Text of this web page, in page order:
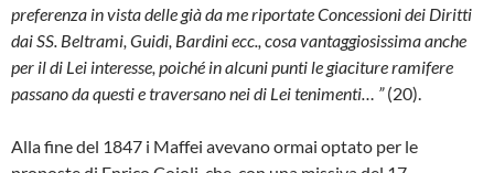
preferenza in vista delle già da me riportate Concessioni dei Diritti
dai SS. Beltrami, Guidi, Bardini ecc., cosa vantaggio­sissima anche
per il di Lei interesse, poiché in alcuni punti le giaciture ramifere
passano da questi e traversano nei di Lei tenimenti… ”(20).
Alla fine del 1847 i Maffei avevano ormai op­tato per le